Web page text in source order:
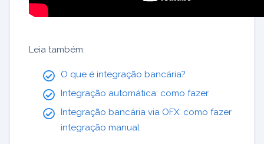
Leia também:
O que é integração bancária?
Integração automática: como fazer
Integração bancária via OFX: como fazer
integração manual